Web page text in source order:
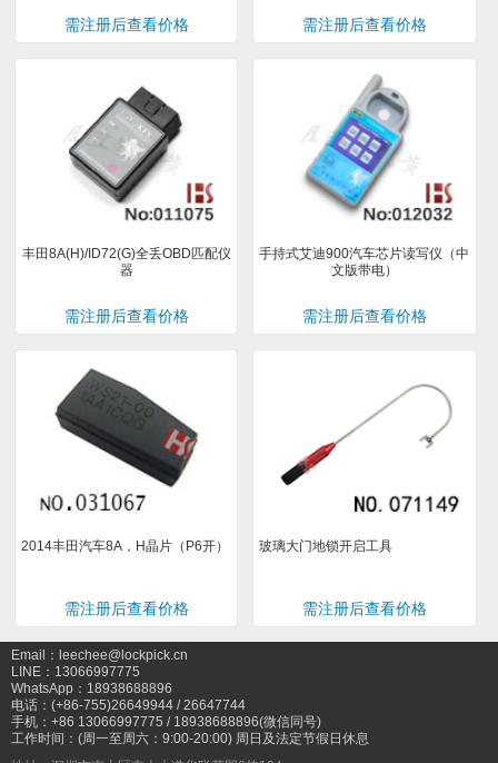
需注册后查看价格 需注册后查看价格
丰田8A(H)/ID72(G)全丢OBD匹配仪
器
需注册后查看价格
手持式艾迪900汽车芯片读写仪（中
文版带电）
需注册后查看价格
2014丰田汽车8A，H晶片（P6开）
需注册后查看价格
玻璃大门地锁开启工具
需注册后查看价格
Email：leechee@lockpick.cn
LINE：13066997775
WhatsApp：18938688896
电话：(+86-755)26649944 / 26647744
手机：+86 13066997775 / 18938688896(微信同号)
工作时间：(周一至周六：9:00-20:00) 周日及法定节假日休息